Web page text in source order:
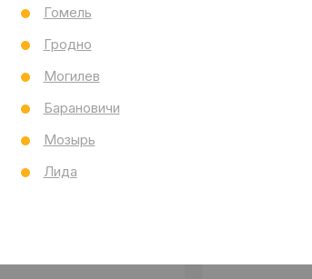
Гомель
Гродно
Могилев
Барановичи
Мозырь
Лида